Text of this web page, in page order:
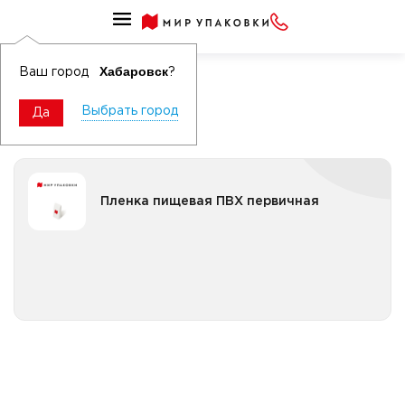
Ваш город Хабаровск?
Да Выбрать город
Пленка пищевая ПВХ
Пленка пищевая ПВХ первичная